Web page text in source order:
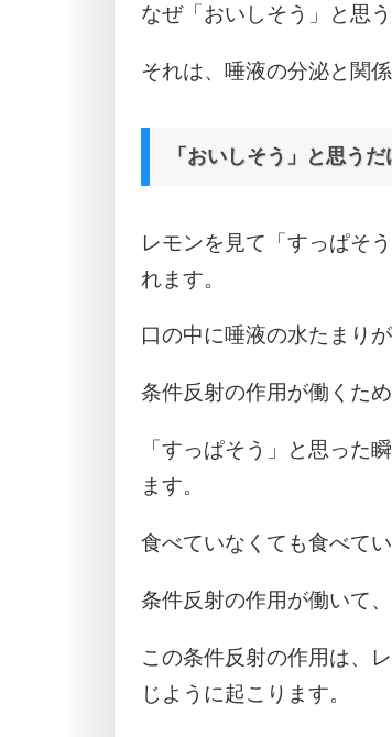
なぜ「おいしそう」と思
それは、唾液の分泌と関係
「おいしそう」と思う
レモンを見て「すっぱそ
れます。
口の中に唾液の水たまり
条件反射の作用が働くため
「すっぱそう」と思った
ます。
食べていなくても食べて
条件反射の作用が働いて
この条件反射の作用は、
じように起こります。